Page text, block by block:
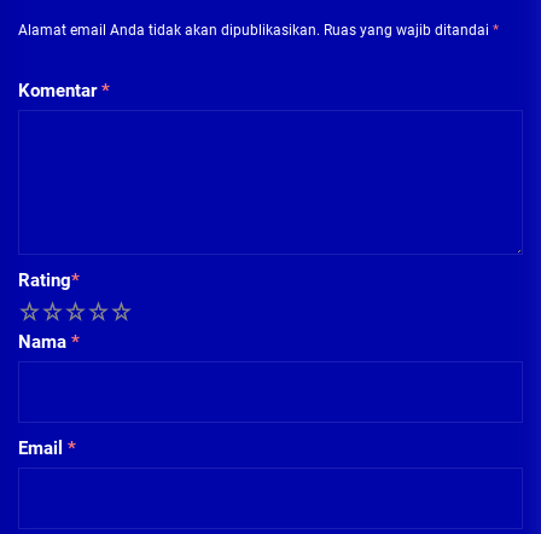
Alamat email Anda tidak akan dipublikasikan. Ruas yang wajib ditandai *
Komentar*
Rating*
5
4
3
2
Nama *
Email *